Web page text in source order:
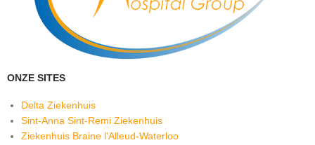
ONZE SITES
Delta Ziekenhuis
Sint-Anna Sint-Remi Ziekenhuis
Ziekenhuis Braine l'Alleud-Waterloo